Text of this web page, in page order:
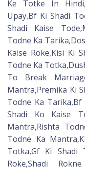
Ke Totke In
Upay,Bf Ki Shadi
Shadi Kaise
Todne Ka
Kaise Roke,Kisi Ki
Todne Ka
To Break
Mantra,Premika Ki
Todne Ka
Shadi Ko Kaise
Mantra,Rishta
Todne Ka
Totka,Gf Ki Shadi
Roke,Shadi